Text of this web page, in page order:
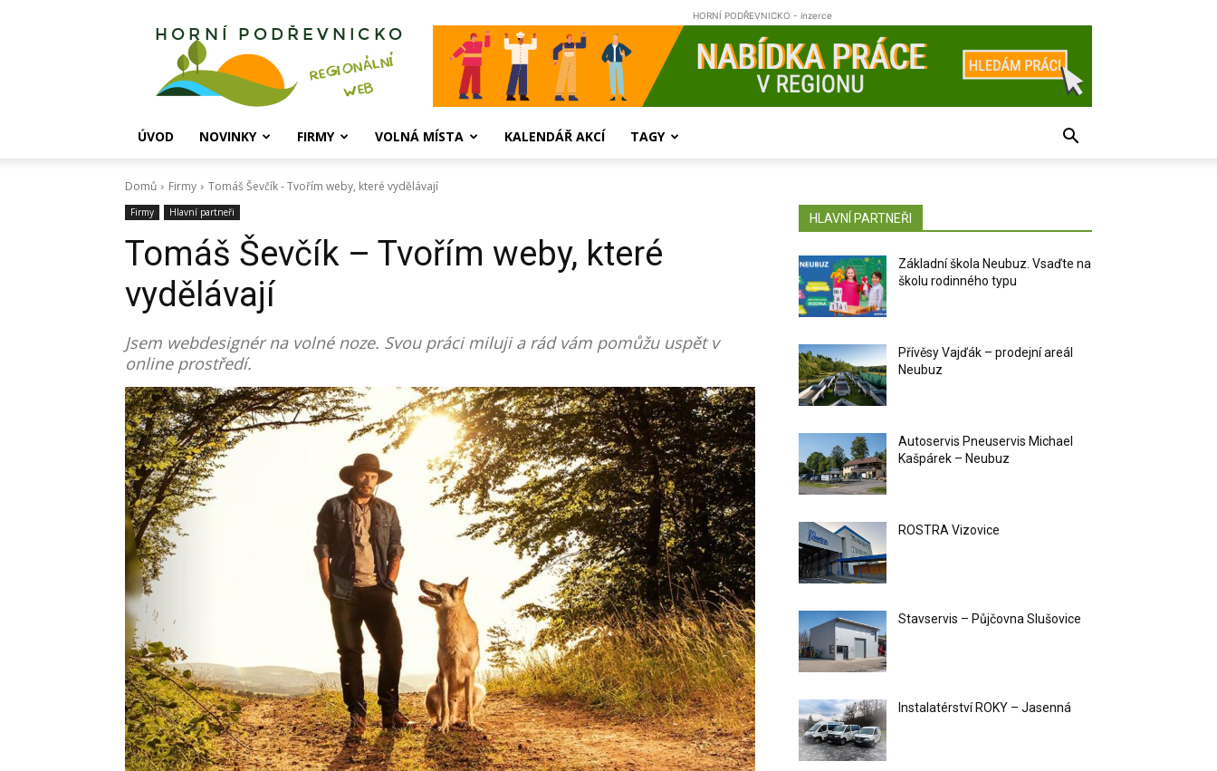
Horní
HORNÍ PODŘEVNICKO - inzerce
ÚVOD NOVINKY FIRMY VOLNÁ MÍSTA KALENDÁŘ AKCÍ TAGY
Domů Firmy Tomáš Ševčík - Tvořím weby, které vydělávají
Firmy Hlavní partneři
Tomáš Ševčík – Tvořím weby, které
vydělávají
Jsem webdesignér na volné noze. Svou práci miluji a rád vám pomůžu uspět v
online prostředí.
HLAVNÍ PARTNEŘI
Základní škola Neubuz. Vsaďte na
školu rodinného typu
Přívěsy Vajďák – prodejní areál
Neubuz
Autoservis Pneuservis Michael
Kašpárek – Neubuz
ROSTRA Vizovice
Stavservis – Půjčovna Slušovice
Instalatérství ROKY – Jasenná